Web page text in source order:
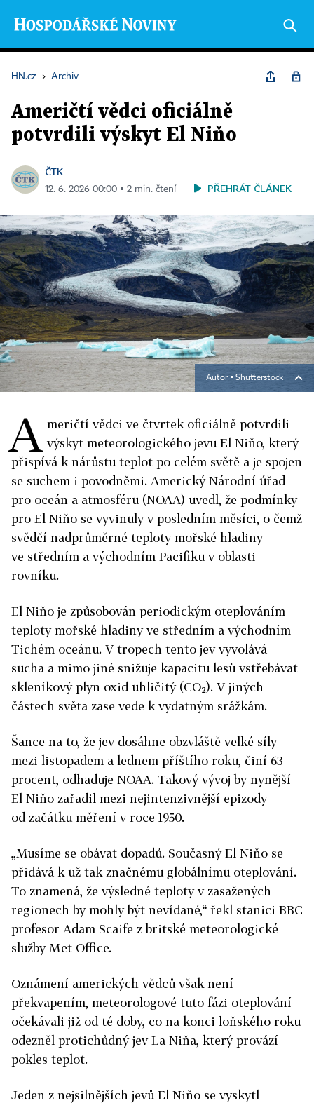
HN.cz › Archiv
Američtí vědci oficiálně
potvrdili výskyt El Niňo
ČTK
12. 6. 2026 00:00 ▪ 2 min. čtení PŘEHRÁT ČLÁNEK
Autor ▪ Shutterstock
A meričtí vědci ve čtvrtek oficiálně potvrdili
výskyt meteorologického jevu El Niňo, který
přispívá k nárůstu teplot po celém světě a je spojen
se suchem i povodněmi. Americký Národní úřad
pro oceán a atmosféru (NOAA) uvedl, že podmínky
pro El Niňo se vyvinuly v posledním měsíci, o čemž
svědčí nadprůměrné teploty mořské hladiny
ve středním a východním Pacifiku v oblasti
rovníku.
El Niňo je způsobován periodickým oteplováním
teploty mořské hladiny ve středním a východním
Tichém oceánu. V tropech tento jev vyvolává
sucha a mimo jiné snižuje kapacitu lesů vstřebávat
skleníkový plyn oxid uhličitý (CO₂). V jiných
částech světa zase vede k vydatným srážkám.
Šance na to, že jev dosáhne obzvláště velké síly
mezi listopadem a lednem příštího roku, činí 63
procent, odhaduje NOAA. Takový vývoj by nynější
El Niňo zařadil mezi nejintenzivnější epizody
od začátku měření v roce 1950.
„Musíme se obávat dopadů. Současný El Niňo se
přidává k už tak značnému globálnímu oteplování.
To znamená, že výsledné teploty v zasažených
regionech by mohly být nevídané,“ řekl stanici BBC
profesor Adam Scaife z britské meteorologické
služby Met Office.
Oznámení amerických vědců však není
překvapením, meteorologové tuto fázi oteplování
očekávali již od té doby, co na konci loňského roku
odezněl protichůdný jev La Niňa, který provází
pokles teplot.
Jeden z nejsilnějších jevů El Niňo se vyskytl